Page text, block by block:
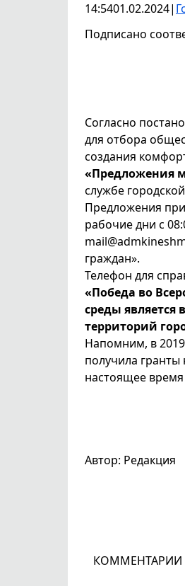
14:5401.02.2024|
Подписано
Согласно
для отбора
создания
«Предложения
службе
Предложения
рабочие дни с
граждан».
Телефон для
«Победа во
среды является
территорий
Напомним, в
получила гранты
настоящее
Автор: Редакция
КОММЕНТАРИИ